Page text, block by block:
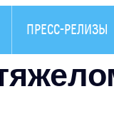
ПРЕСС-РЕЛИЗЫ